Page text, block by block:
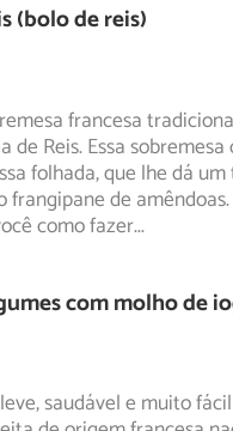
(bolo de reis)
francesa
Reis. Essa
folhada, que lhe dá
de
como fazer...
com molho de
saudável e muito